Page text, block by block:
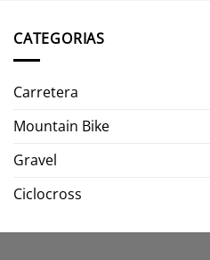
CATEGORIAS
Carretera
Mountain Bike
Gravel
Ciclocross